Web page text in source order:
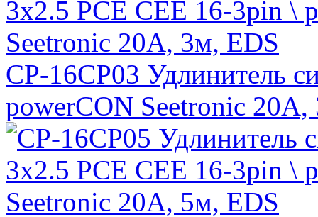
CP-16CP03 Удлинитель
powerCON Seetronic